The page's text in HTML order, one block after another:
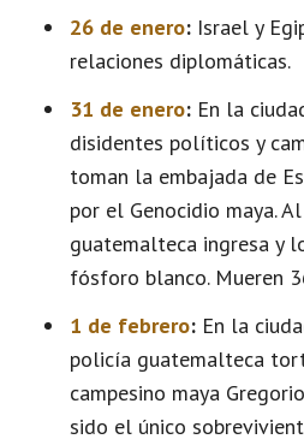
26 de enero: Israel y
relaciones diplomáticas.
31 de enero: En la
disidentes políticos y
toman la embajada de
por el Genocidio maya.
guatemalteca ingresa y
fósforo blanco. Mueren
1 de febrero: En la
policía guatemalteca
campesino maya
sido el único